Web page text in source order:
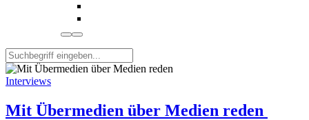
Interviews
Mit Übermedien über Medien reden